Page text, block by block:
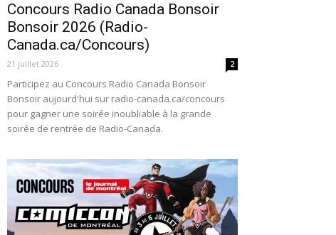
Concours Radio Canada Bonsoir
Bonsoir 2026 (Radio-
Canada.ca/Concours)
21 juillet 2026 2
Participez au Concours Radio Canada Bonsoir
Bonsoir aujourd'hui sur radio-canada.ca/concours
pour gagner une soirée inoubliable à la grande
soirée de rentrée de Radio-Canada.